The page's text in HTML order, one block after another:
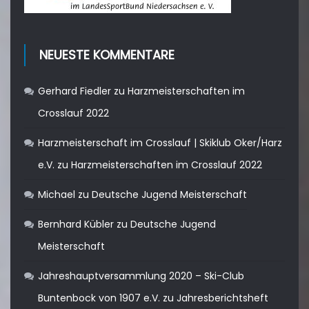
NEUESTE KOMMENTARE
Gerhard Fiedler zuHarzmeisterschaften im
Crosslauf 2022
Harzmeisterschaft im Crosslauf | Skiklub Oker/Harz
e.V. zuHarzmeisterschaften im Crosslauf 2022
Michael zuDeutsche Jugend Meisterschaft
Bernhard Kübler zuDeutsche Jugend
Meisterschaft
Jahreshauptversammlung 2020 – Ski-Club
Buntenbock von 1907 e.V. zuJahresberichtsheft